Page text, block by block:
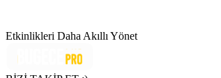
Etkinlikleri Daha Akıllı Yönet